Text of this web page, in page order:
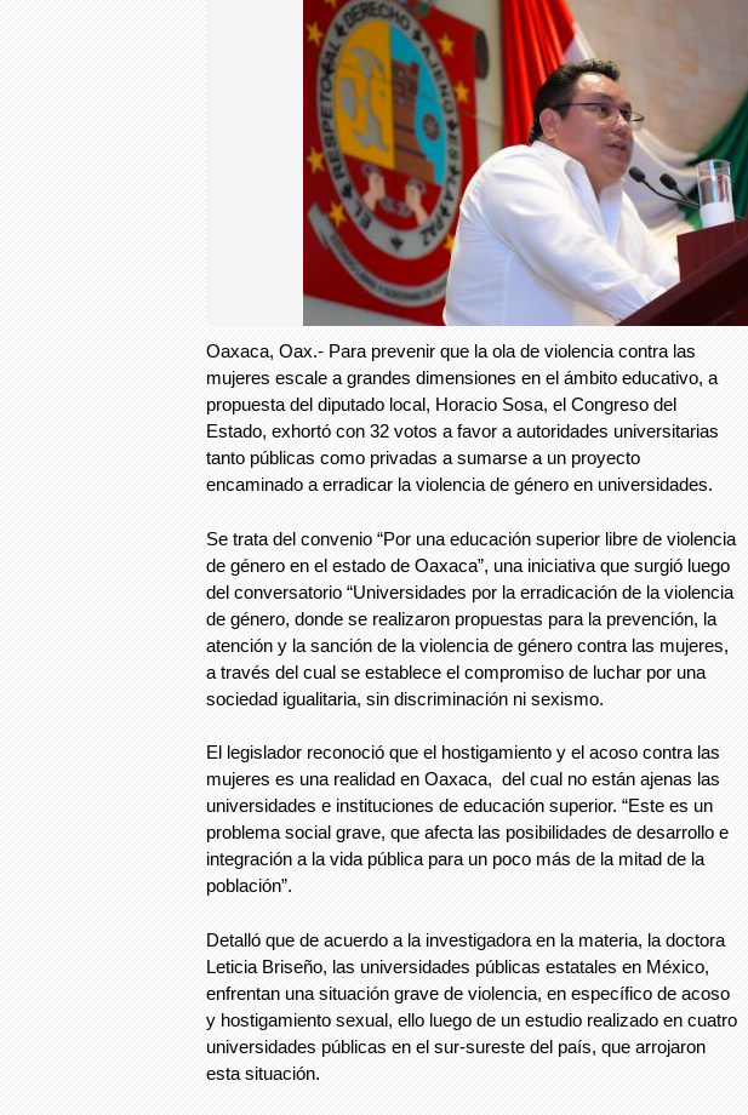
Oaxaca, Oax.- Para prevenir que la ola de violencia contra las
mujeres escale a grandes dimensiones en el ámbito educativo, a
propuesta del diputado local, Horacio Sosa, el Congreso del
Estado, exhortó con 32 votos a favor a autoridades universitarias
tanto públicas como privadas a sumarse a un proyecto
encaminado a erradicar la violencia de género en universidades.
Se trata del convenio “Por una educación superior libre de violencia
de género en el estado de Oaxaca”, una iniciativa que surgió luego
del conversatorio “Universidades por la erradicación de la violencia
de género, donde se realizaron propuestas para la prevención, la
atención y la sanción de la violencia de género contra las mujeres,
a través del cual se establece el compromiso de luchar por una
sociedad igualitaria, sin discriminación ni sexismo.
El legislador reconoció que el hostigamiento y el acoso contra las
mujeres es una realidad en Oaxaca, del cual no están ajenas las
universidades e instituciones de educación superior. “Este es un
problema social grave, que afecta las posibilidades de desarrollo e
integración a la vida pública para un poco más de la mitad de la
población”.
Detalló que de acuerdo a la investigadora en la materia, la doctora
Leticia Briseño, las universidades públicas estatales en México,
enfrentan una situación grave de violencia, en específico de acoso
y hostigamiento sexual, ello luego de un estudio realizado en cuatro
universidades públicas en el sur-sureste del país, que arrojaron
esta situación.